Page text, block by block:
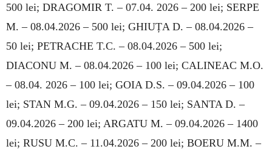
500 lei; DRAGOMIR T. – 07.04. 2026 – 200 lei; SERPE
M. – 08.04.2026 – 500 lei; GHIUȚA D. – 08.04.2026 –
50 lei; PE­TRACHE T.C. – 08.04.2026 – 500 lei;
DIACONU M. – 08.04.2026 – 100 lei; CALINEAC M.O.
– 08.04. 2026 – 100 lei; GOIA D.S. – 09.04.2026 – 100
lei; STAN M.G. – 09.04.2026 – 150 lei; SANTA D. –
09.04.2026 – 200 lei; ARGATU M. – 09.04.2026 – 1400
lei; RUSU M.C. – 11.04.2026 – 200 lei; BOERU M.M. –